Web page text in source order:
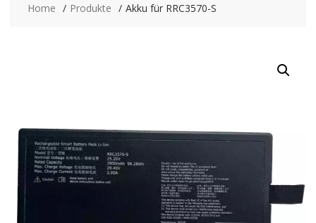
Home Produkte Akku für RRC3570-S